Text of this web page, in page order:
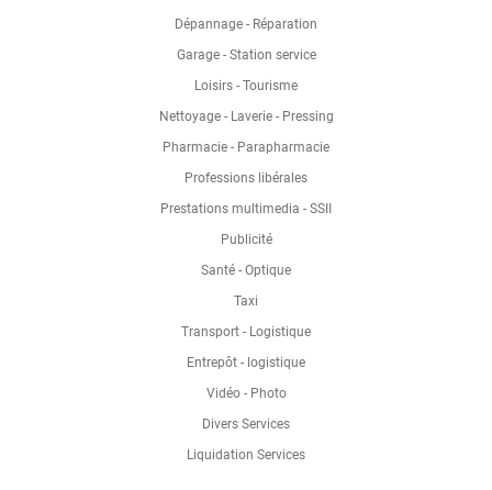
Dépannage - Réparation
Garage - Station service
Loisirs - Tourisme
Nettoyage - Laverie - Pressing
Pharmacie - Parapharmacie
Professions libérales
Prestations multimedia - SSII
Publicité
Santé - Optique
Taxi
Transport - Logistique
Entrepôt - logistique
Vidéo - Photo
Divers Services
Liquidation Services